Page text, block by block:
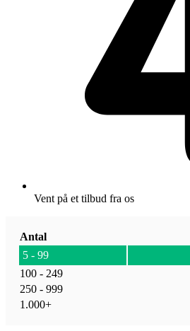
Vent på et tilbud fra os
Antal
5 - 99
100 - 249
250 - 999
1.000+